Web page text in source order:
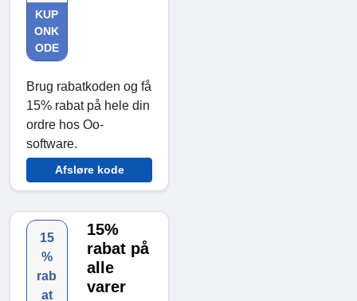
KUP
ONK
ODE
Brug rabatkoden og få
15% rabat på hele din
ordre hos Oo-
software.
Afsløre kode
15
%
rab
at
15%
rabat på
alle
varer